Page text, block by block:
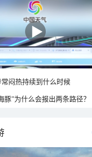
常闷热持续到什么时候
豚”为什么会报出两条路径？